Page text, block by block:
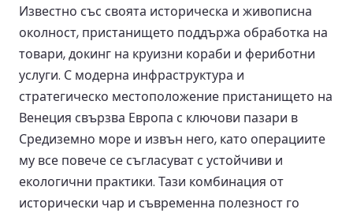
Известно със своята историческа и живописна
околност, пристанището поддържа обработка на
товари, докинг на круизни кораби и фериботни
услуги. С модерна инфраструктура и
стратегическо местоположение пристанището на
Венеция свързва Европа с ключови пазари в
Средиземно море и извън него, като операциите
му все повече се съгласуват с устойчиви и
екологични практики. Тази комбинация от
исторически чар и съвременна полезност го